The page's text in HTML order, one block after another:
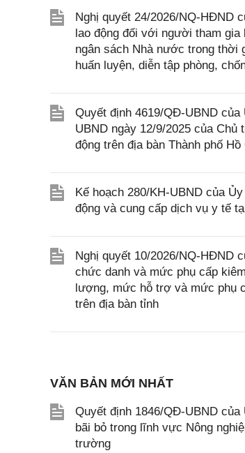
Nghị quyết 24/2026/NQ-HĐND
lao động đối với người tham
ngân sách Nhà nước trong thời
huấn luyện, diễn tập phòng,
Quyết định 4619/QĐ-UBND
UBND ngày 12/9/2025 của Chủ
động trên địa bàn Thành phố
Kế hoạch 280/KH-UBND của
động và cung cấp dịch vụ y tế
Nghị quyết 10/2026/NQ-HĐND
chức danh và mức phụ cấp
lượng, mức hỗ trợ và mức phụ
trên địa bàn tỉnh
VĂN BẢN MỚI NHẤT
Quyết định 1846/QĐ-UBND
bãi bỏ trong lĩnh vực Nông
trường